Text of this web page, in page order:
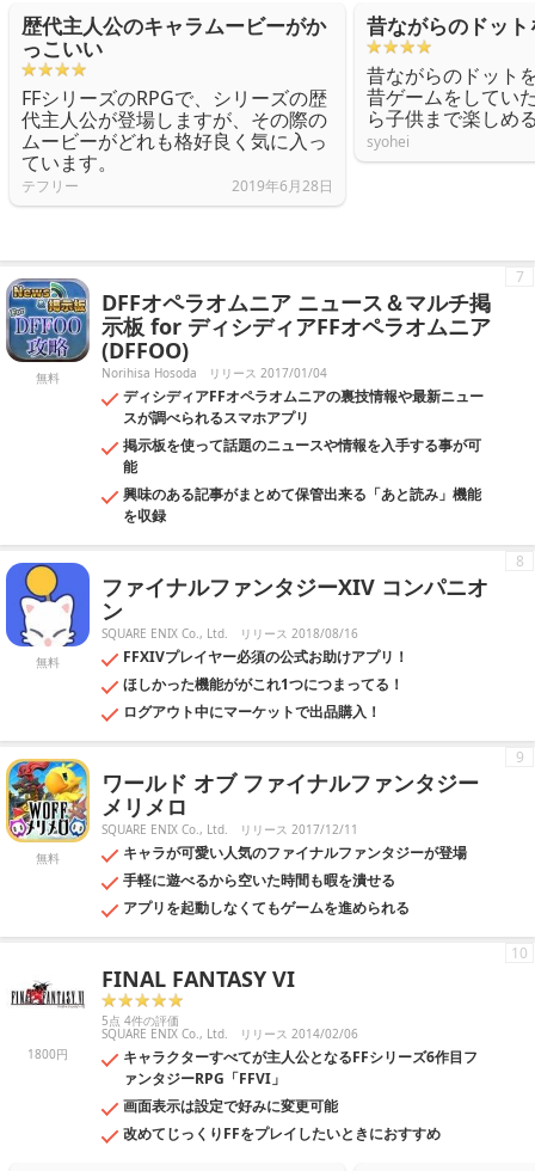
歴代主人公のキャラムービーがか
っこいい
FFシリーズのRPGで、シリーズの歴
代主人公が登場しますが、その際の
ムービーがどれも格好良く気に入っ
ています。
テフリー 2019年6月28日
昔ながらのドット
昔ながらのドット
昔ゲームをしてい
ら子供まで楽しめ
syohei
無料
DFFオペラオムニア ニュース＆マルチ掲
示板 for ディシディアFFオペラオムニア
(DFFOO)
Norihisa Hosoda リリース 2017/01/04
ディシディアFFオペラオムニアの裏技情報や最新ニュー
スが調べられるスマホアプリ
掲示板を使って話題のニュースや情報を入手する事が可
能
興味のある記事がまとめて保管出来る「あと読み」機能
を収録
7
無料
ファイナルファンタジーXIV コンパニオ
ン
SQUARE ENIX Co., Ltd. リリース 2018/08/16
FFXIVプレイヤー必須の公式お助けアプリ！
ほしかった機能ががこれ1つにつまってる！
ログアウト中にマーケットで出品購入！
8
無料
ワールド オブ ファイナルファンタジー
メリメロ
SQUARE ENIX Co., Ltd. リリース 2017/12/11
キャラが可愛い人気のファイナルファンタジーが登場
手軽に遊べるから空いた時間も暇を潰せる
アプリを起動しなくてもゲームを進められる
9
1800円
FINAL FANTASY VI
5点 4件の評価
SQUARE ENIX Co., Ltd. リリース 2014/02/06
キャラクターすべてが主人公となるFFシリーズ6作目フ
ァンタジーRPG「FFVI」
画面表示は設定で好みに変更可能
改めてじっくりFFをプレイしたいときにおすすめ
10